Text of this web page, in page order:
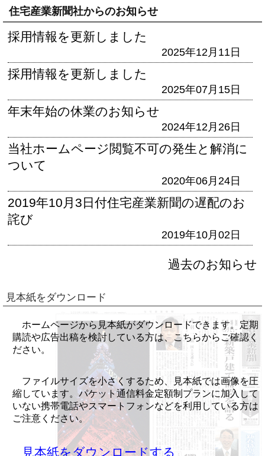
住宅産業新聞社からのお知らせ
採用情報を更新しました
2025年12月11日
採用情報を更新しました
2025年07月15日
年末年始の休業のお知らせ
2024年12月26日
当社ホームページ閲覧不可の発生と解消に
ついて
2020年06月24日
2019年10月3日付住宅産業新聞の遅配のお
詫び
2019年10月02日
過去のお知らせ
見本紙をダウンロード
ホームページから見本紙がダウンロードできます。定期
購読や広告出稿を検討している方は、こちらからご確認く
ださい。
ファイルサイズを小さくするため、見本紙では画像を圧
縮しています。パケット通信料金定額制プランに加入して
いない携帯電話やスマートフォンなどを利用している方は
ご注意ください。
見本紙をダウンロードする